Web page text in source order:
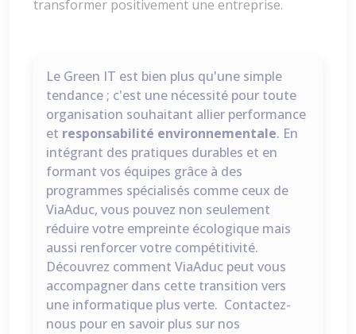
transformer positivement une entreprise.
Le Green IT est bien plus qu'une simple
tendance ; c'est une nécessité pour toute
organisation souhaitant allier performance
et responsabilité environnementale. En
intégrant des pratiques durables et en
formant vos équipes grâce à des
programmes spécialisés comme ceux de
ViaAduc, vous pouvez non seulement
réduire votre empreinte écologique mais
aussi renforcer votre compétitivité.
Découvrez comment ViaAduc peut vous
accompagner dans cette transition vers
une informatique plus verte. Contactez-
nous pour en savoir plus sur nos